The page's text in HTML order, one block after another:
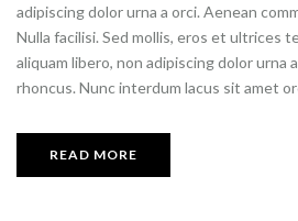
adipiscing dolor urna a orci. Aenean
Nulla facilisi. Sed mollis, eros et ultrices
aliquam libero, non adipiscing dolor urna
rhoncus. Nunc interdum lacus sit amet
READ MORE